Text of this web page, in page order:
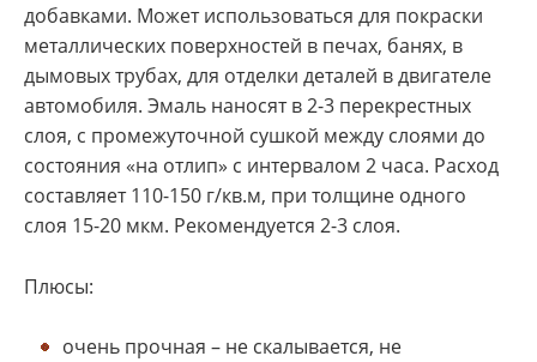
добавками. Может использоваться для покраски
металлических поверхностей в печах, банях, в
дымовых трубах, для отделки деталей в двигателе
автомобиля. Эмаль наносят в 2-3 перекрестных
слоя, с промежуточной сушкой между слоями до
состояния «на отлип» с интервалом 2 часа. Расход
составляет 110-150 г/кв.м, при толщине одного
слоя 15-20 мкм. Рекомендуется 2-3 слоя.
Плюсы:
очень прочная – не скалывается, не